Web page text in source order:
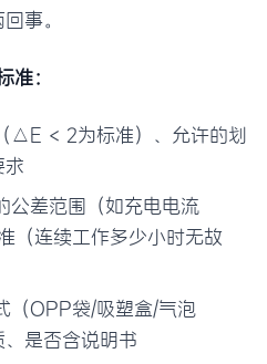
事。
：
△E < 2为标准）、允许的划
求
公差范围（如充电电流
（连续工作多少小时无故
（OPP袋/吸塑盒/气泡
是否含说明书